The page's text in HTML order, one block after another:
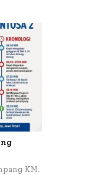
KM.